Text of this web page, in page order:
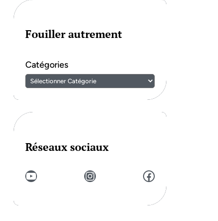
Fouiller autrement
Catégories
Réseaux sociaux
YouTube Instagram Facebook